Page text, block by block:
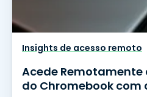
Insights de acesso remoto
Acede
do Chromebook com